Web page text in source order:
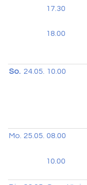
17.30
18.00
So. 24.05. 10.00
Mo. 25.05. 08.00
10.00